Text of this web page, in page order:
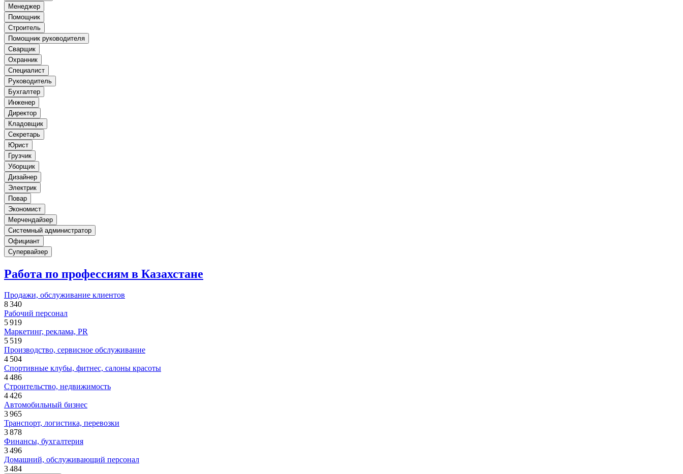
Менеджер
Помощник
Строитель
Помощник руководителя
Сварщик
Охранник
Специалист
Руководитель
Бухгалтер
Инженер
Директор
Кладовщик
Секретарь
Юрист
Грузчик
Уборщик
Дизайнер
Электрик
Повар
Экономист
Мерчендайзер
Системный администратор
Официант
Супервайзер
Работа по профессиям в Казахстане
Продажи, обслуживание клиентов
8 340
Рабочий персонал
5 919
Маркетинг, реклама, PR
5 519
Производство, сервисное обслуживание
4 504
Спортивные клубы, фитнес, салоны красоты
4 486
Строительство, недвижимость
4 426
Автомобильный бизнес
3 965
Транспорт, логистика, перевозки
3 878
Финансы, бухгалтерия
3 496
Домашний, обслуживающий персонал
3 484